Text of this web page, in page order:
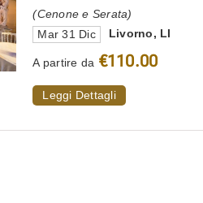
(Cenone e Serata)
Mar 31 Dic
Livorno, LI
A partire da €110.00
Leggi Dettagli